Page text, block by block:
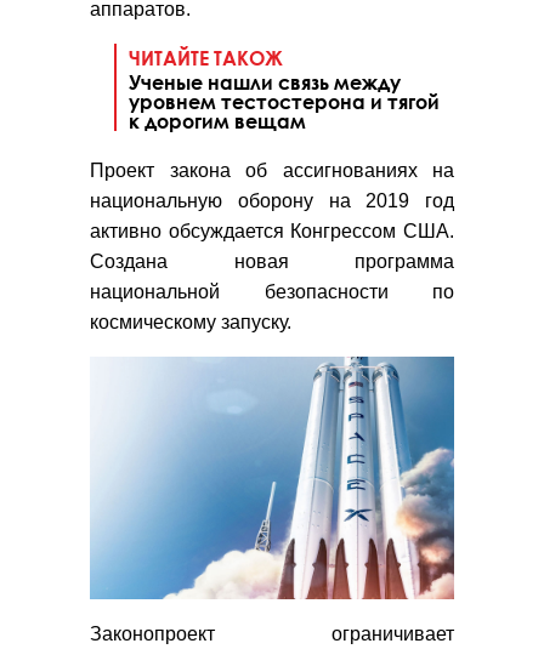
аппаратов.
ЧИТАЙТЕ ТАКОЖ
Ученые нашли связь между
уровнем тестостерона и тягой
к дорогим вещам
Проект закона об ассигнованиях на
национальную оборону на 2019 год
активно обсуждается Конгрессом США.
Создана новая программа
национальной безопасности по
космическому запуску.
Законопроект ограничивает